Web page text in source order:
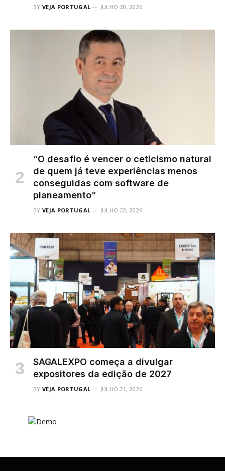
BY VEJA PORTUGAL JULHO 30, 2026
“O desafio é vencer o ceticismo natural
de quem já teve experiências menos
conseguidas com software de
planeamento”
BY VEJA PORTUGAL JULHO 22, 2026
SAGALEXPO começa a divulgar
expositores da edição de 2027
BY VEJA PORTUGAL JULHO 21, 2026